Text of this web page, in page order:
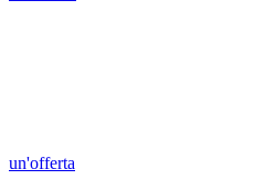
un'offerta